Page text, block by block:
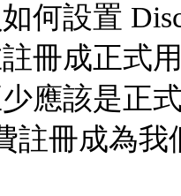
何設置
冊成正式
應該是正
註冊成為我